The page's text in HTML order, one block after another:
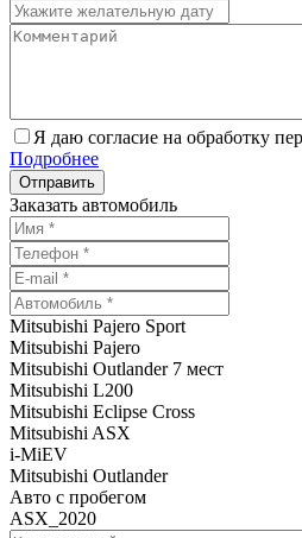
Я даю согласие на обработку
Подробнее
Заказать автомобиль
Mitsubishi Pajero Sport
Mitsubishi Pajero
Mitsubishi Outlander 7 мест
Mitsubishi L200
Mitsubishi Eclipse Cross
Mitsubishi ASX
i-MiEV
Mitsubishi Outlander
Авто с пробегом
ASX_2020